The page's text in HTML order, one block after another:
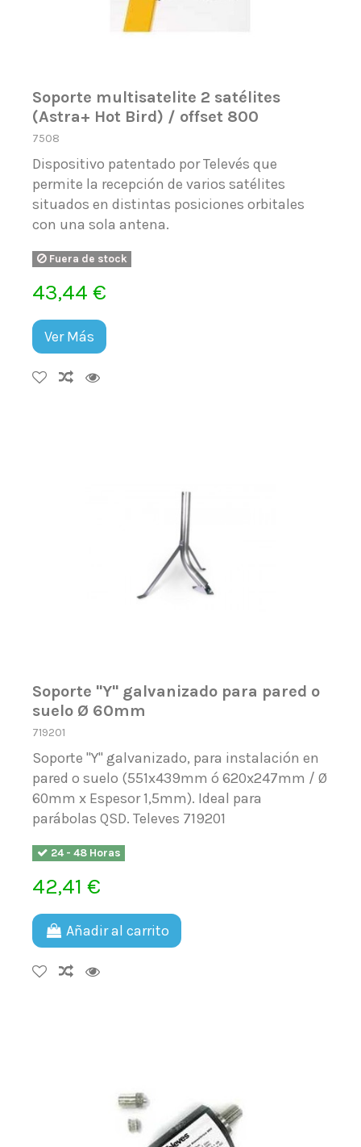
Soporte multisatelite 2 satélites
(Astra+ Hot Bird) / offset 800
7508
Dispositivo patentado por Televés que
permite la recepción de varios satélites
situados en distintas posiciones orbitales
con una sola antena.
Fuera de stock
43,44 €
Ver Más
Soporte "Y" galvanizado para pared o
suelo Ø 60mm
719201
Soporte "Y" galvanizado, para instalación en
pared o suelo (551x439mm ó 620x247mm / Ø
60mm x Espesor 1,5mm). Ideal para
parábolas QSD. Televes 719201
24 - 48 Horas
42,41 €
Añadir al carrito